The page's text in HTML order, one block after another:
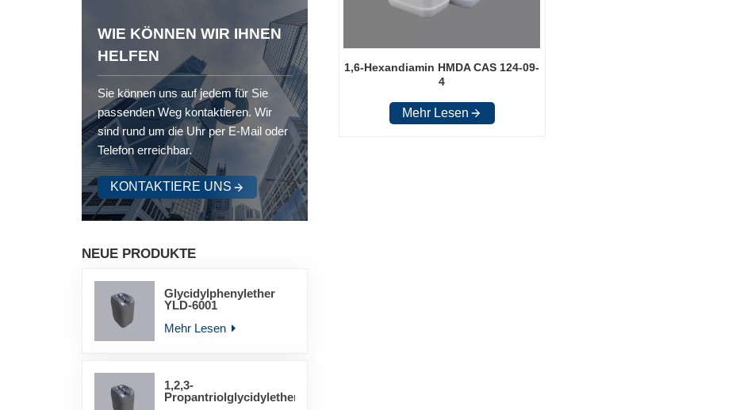
WIE KÖNNEN WIR IHNEN
HELFEN
Sie können uns auf jedem für Sie
passenden Weg kontaktieren. Wir
sind rund um die Uhr per E-Mail oder
Telefon erreichbar.
KONTAKTIERE UNS
NEUE PRODUKTE
Glycidylphenylether
YLD-6001
Mehr Lesen
1,2,3-
Propantriolglycidylether
1,6-Hexandiamin HMDA CAS 124-09-
4
Mehr Lesen